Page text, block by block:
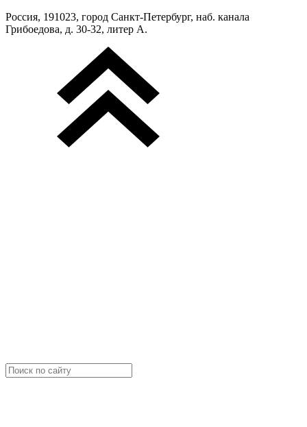
Россия, 191023, город Санкт-Петербург, наб. канала
Грибоедова, д. 30-32, литер А.